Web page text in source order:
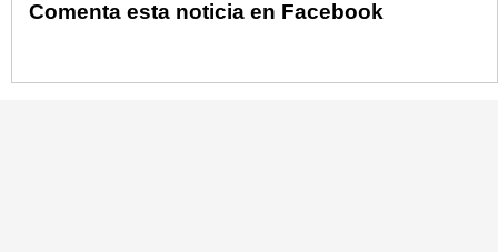
Comenta esta noticia en Facebook